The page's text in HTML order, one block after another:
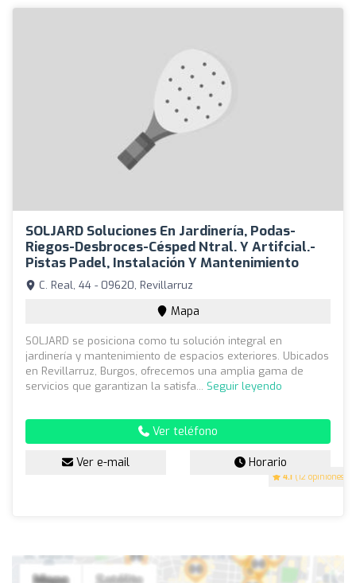
SOLJARD Soluciones En Jardinería, Podas-
Riegos-Desbroces-Césped Ntral. Y Artifcial.-
Pistas Padel, Instalación Y Mantenimiento
4.1 (12 opiniones)
C. Real, 44 - 09620, Revillarruz
Mapa
SOLJARD se posiciona como tu solución integral en
jardinería y mantenimiento de espacios exteriores. Ubicados
en Revillarruz, Burgos, ofrecemos una amplia gama de
servicios que garantizan la satisfa... Seguir leyendo
Ver teléfono
Ver e-mail Horario